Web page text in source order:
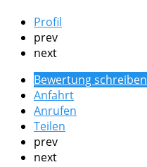
Profil
prev
next
Bewertung schreiben
Anfahrt
Anrufen
Teilen
prev
next